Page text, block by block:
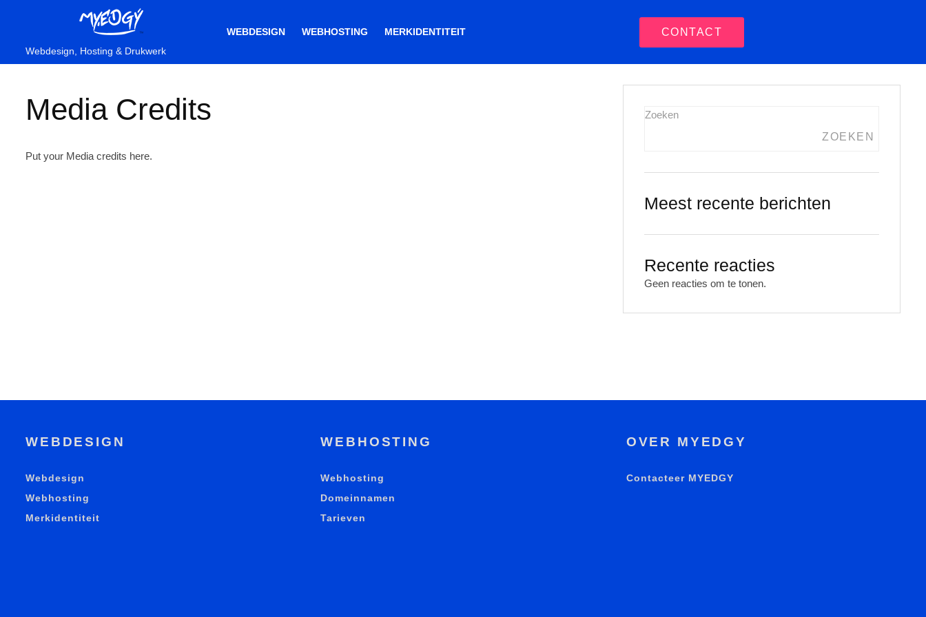
Webdesign, Hosting & Drukwerk
WEBDESIGN WEBHOSTING MERKIDENTITEIT CONTACT
Media Credits
Put your Media credits here.
Zoeken
ZOEKEN
Meest recente berichten
Recente reacties
Geen reacties om te tonen.
WEBDESIGN
Webdesign
Webhosting
Merkidentiteit
WEBHOSTING
Webhosting
Domeinnamen
Tarieven
OVER MYEDGY
Contacteer MYEDGY